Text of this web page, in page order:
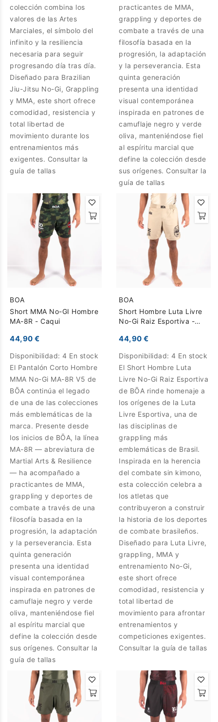
colección combina los
valores de las Artes
Marciales, el símbolo del
infinito y la resiliencia
necesaria para seguir
progresando día tras día.
Diseñado para Brazilian
Jiu-Jitsu No-Gi, Grappling
y MMA, este short ofrece
comodidad, resistencia y
total libertad de
movimiento durante los
entrenamientos más
exigentes. Consultar la
guía de tallas
practicantes de MMA,
grappling y deportes de
combate a través de una
filosofía basada en la
progresión, la adaptación
y la perseverancia. Esta
quinta generación
presenta una identidad
visual contemporánea
inspirada en patrones de
camuflaje negro y verde
oliva, manteniéndose fiel
al espíritu marcial que
define la colección desde
sus orígenes. Consultar la
guía de tallas
BOA
Short MMA No-GI Hombre
MA-8R - Caqui
44,90 €
Disponibilidad: 4 En stock
El Pantalón Corto Hombre
MMA No-Gi MA-8R V5 de
BŌA continúa el legado
de una de las colecciones
más emblemáticas de la
marca. Presente desde
los inicios de BŌA, la línea
MA-8R — abreviatura de
Martial Arts & Resilience
— ha acompañado a
practicantes de MMA,
grappling y deportes de
combate a través de una
filosofía basada en la
progresión, la adaptación
y la perseverancia. Esta
quinta generación
presenta una identidad
visual contemporánea
inspirada en patrones de
camuflaje negro y verde
oliva, manteniéndose fiel
al espíritu marcial que
define la colección desde
sus orígenes. Consultar la
guía de tallas
BOA
Short Hombre Luta Livre
No-Gi Raiz Esportiva -
44,90 €
Disponibilidad: 4 En stock
El Short Hombre Luta
Livre No-Gi Raiz Esportiva
de BŌA rinde homenaje a
los orígenes de la Luta
Livre Esportiva, una de
las disciplinas de
grappling más
emblemáticas de Brasil.
Inspirada en la herencia
del combate sin kimono,
esta colección celebra a
los atletas que
contribuyeron a construir
la historia de los deportes
de combate brasileños.
Diseñado para Luta Livre,
grappling, MMA y
entrenamiento No-Gi,
este short ofrece
comodidad, resistencia y
total libertad de
movimiento para afrontar
entrenamientos y
competiciones exigentes.
Consultar la guía de tallas